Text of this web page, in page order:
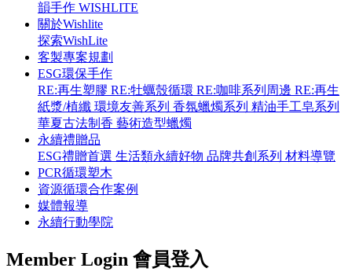
韻手作 WISHLITE
關於Wishlite
探索WishLite
客製專案規劃
ESG環保手作
RE:再生塑膠 RE:牡蠣殼循環 RE:咖啡系列周邊 RE:再生
紙漿/植纖 環境友善系列 香氛蠟燭系列 精油手工皂系列
華夏古法制香 藝術造型蠟燭
永續禮贈品
ESG禮贈首選 生活類永續好物 品牌共創系列 材料導覽
PCR循環塑木
資源循環合作案例
媒體報導
永續行動學院
Member Login 會員登入